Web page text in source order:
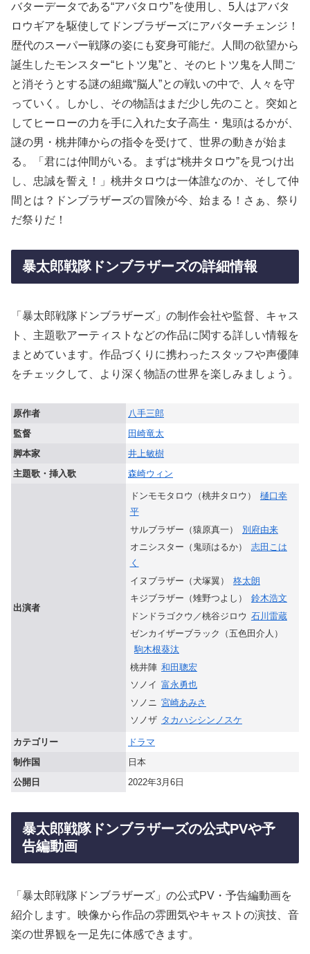
バターデータである“アバタロウ”を使用し、5人はアバタ
ロウギアを駆使してドンブラザーズにアバターチェンジ！
歴代のスーパー戦隊の姿にも変身可能だ。人間の欲望から
誕生したモンスター“ヒトツ鬼”と、そのヒトツ鬼を人間ご
と消そうとする謎の組織“脳人”との戦いの中で、人々を守
っていく。しかし、その物語はまだ少し先のこと。突如と
してヒーローの力を手に入れた女子高生・鬼頭はるかが、
謎の男・桃井陣からの指令を受けて、世界の動きが始ま
る。「君には仲間がいる。まずは“桃井タロウ”を見つけ出
し、忠誠を誓え！」桃井タロウは一体誰なのか、そして仲
間とは？ドンブラザーズの冒険が今、始まる！さぁ、祭り
だ祭りだ！
暴太郎戦隊ドンブラザーズの詳細情報
「暴太郎戦隊ドンブラザーズ」の制作会社や監督、キャス
ト、主題歌アーティストなどの作品に関する詳しい情報を
まとめています。作品づくりに携わったスタッフや声優陣
をチェックして、より深く物語の世界を楽しみましょう。
原作者
八手三郎
監督
田崎竜太
脚本家
井上敏樹
主題歌・挿入歌
森崎ウィン
出演者
ドンモモタロウ（桃井タロウ）
樋口幸
平
サルブラザー（猿原真一）
別府由来
オニシスター（鬼頭はるか）
志田こは
く
イヌブラザー（犬塚翼）
柊太朗
キジブラザー（雉野つよし）
鈴木浩文
ドンドラゴクウ／桃谷ジロウ 石川雷蔵
ゼンカイザーブラック（五色田介人）
駒木根葵汰
桃井陣 和田聰宏
ソノイ 富永勇也
ソノニ 宮崎あみさ
ソノザ タカハシシンノスケ
カテゴリー
ドラマ
制作国
日本
公開日
2022年3月6日
暴太郎戦隊ドンブラザーズの公式PVや予
告編動画
「暴太郎戦隊ドンブラザーズ」の公式PV・予告編動画を
紹介します。映像から作品の雰囲気やキャストの演技、音
楽の世界観を一足先に体感できます。